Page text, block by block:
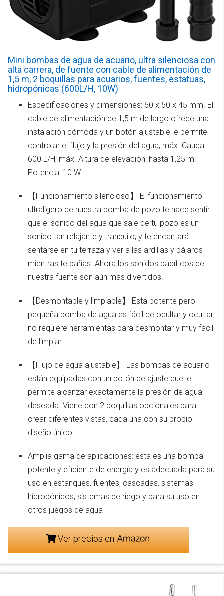
Mini bombas de agua de acuario, ultra silenciosa con
alta carrera, de fuente con cable de alimentación de
1,5 m, 2 boquillas para acuarios, fuentes, estatuas,
hidropónicas (600L/H, 10W)
Especificaciones y dimensiones: 60 x 50 x 45 mm. El
cable de alimentación de 1,5 m de largo ofrece una
instalación cómoda y un botón ajustable le permite
controlar el flujo y la presión del agua; máx. Caudal:
600 L/H; máx. Altura de elevación: hasta 1,25 m.
Potencia: 10 W.
【Funcionamiento silencioso】 El funcionamiento
ultraligero de nuestra bomba de pozo te hace sentir
que el sonido del agua que sale de tu pozo es un
sonido tan relajante y tranquilo, y te encantará
sentarse en tu terraza y ver a las ardillas y pájaros
mientras te bañas. Ahora los sonidos pacíficos de
nuestra fuente son aún más divertidos.
【Desmontable y limpiable】 Esta potente pero
pequeña bomba de agua es fácil de ocultar y ocultar;
no requiere herramientas para desmontar y muy fácil
de limpiar
【Flujo de agua ajustable】 Las bombas de acuario
están equipadas con un botón de ajuste que le
permite alcanzar exactamente la presión de agua
deseada. Viene con 2 boquillas opcionales para
crear diferentes vistas, cada una con su propio
diseño único.
Amplia gama de aplicaciones: esta es una bomba
potente y eficiente de energía y es adecuada para su
uso en estanques, fuentes, cascadas, sistemas
hidropónicos, sistemas de riego y para su uso en
otros juegos de agua
Ver precios en